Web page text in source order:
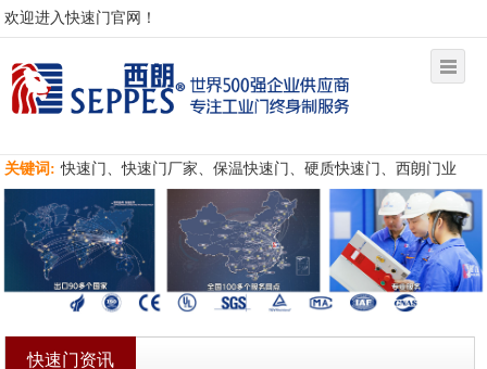
欢迎进入快速门官网！
关键词: 快速门、快速门厂家、保温快速门、硬质快速门、西朗门业
快速门资讯